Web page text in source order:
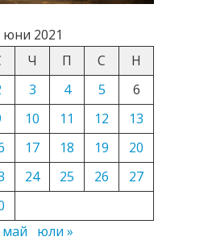
юни 2021
Ч П С
Н
3 4 5
6
10 11 12
13
17 18 19
20
24 25 26
27
май
юли »